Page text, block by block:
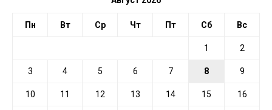
Пн Вт Ср Чт Пт Сб Вс
1 2
3 4 5 6 7 8 9
10 11 12 13 14 15 16